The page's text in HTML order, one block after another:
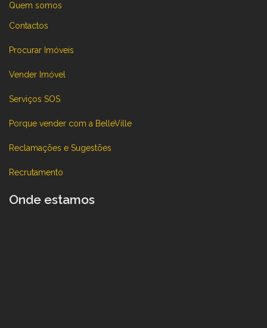
Quem somos
Contactos
Procurar Imóveis
Vender Imóvel
Serviços SOS
Porque vender com a BelleVille
Reclamações e Sugestões
Recrutamento
Onde estamos